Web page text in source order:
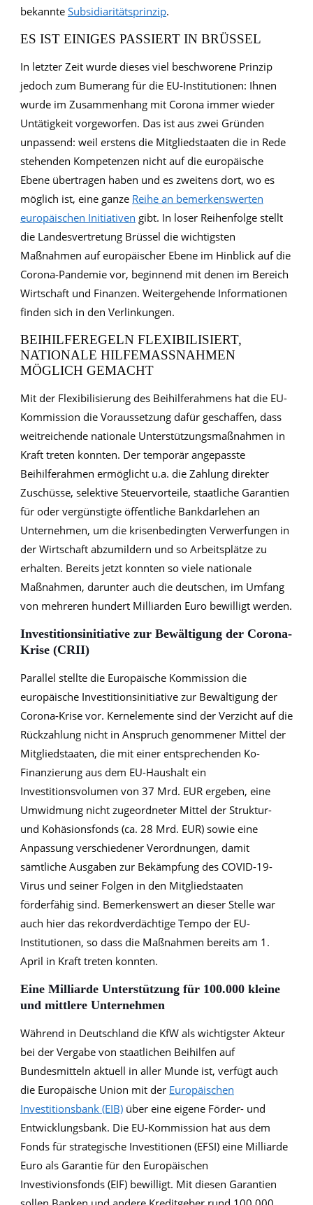
bekannte Subsidiaritätsprinzip.
ES IST EINIGES PASSIERT IN BRÜSSEL
In letzter Zeit wurde dieses viel beschworene Prinzip
jedoch zum Bumerang für die EU-Institutionen: Ihnen
wurde im Zusammenhang mit Corona immer wieder
Untätigkeit vorgeworfen. Das ist aus zwei Gründen
unpassend: weil erstens die Mitgliedstaaten die in Rede
stehenden Kompetenzen nicht auf die europäische
Ebene übertragen haben und es zweitens dort, wo es
möglich ist, eine ganze Reihe an bemerkenswerten
europäischen Initiativen gibt. In loser Reihenfolge stellt
die Landesvertretung Brüssel die wichtigsten
Maßnahmen auf europäischer Ebene im Hinblick auf die
Corona-Pandemie vor, beginnend mit denen im Bereich
Wirtschaft und Finanzen. Weitergehende Informationen
finden sich in den Verlinkungen.
BEIHILFEREGELN FLEXIBILISIERT,
NATIONALE HILFEMASSNAHMEN M
ÖGLICH GEMACHT
Mit der Flexibilisierung des Beihilferahmens hat die EU-
Kommission die Voraussetzung dafür geschaffen, dass
weitreichende nationale Unterstützungsmaßnahmen in
Kraft treten konnten. Der temporär angepasste
Beihilferahmen ermöglicht u.a. die Zahlung direkter
Zuschüsse, selektive Steuervorteile, staatliche Garantien
für oder vergünstigte öffentliche Bankdarlehen an
Unternehmen, um die krisenbedingten Verwerfungen in
der Wirtschaft abzumildern und so Arbeitsplätze zu
erhalten. Bereits jetzt konnten so viele nationale
Maßnahmen, darunter auch die deutschen, im Umfang
von mehreren hundert Milliarden Euro bewilligt werden.
Investitionsinitiative zur Bewältigung der Corona-
Krise (CRII)
Parallel stellte die Europäische Kommission die
europäische Investitionsinitiative zur Bewältigung der
Corona-Krise vor. Kernelemente sind der Verzicht auf die
Rückzahlung nicht in Anspruch genommener Mittel der
Mitgliedstaaten, die mit einer entsprechenden Ko-
Finanzierung aus dem EU-Haushalt ein
Investitionsvolumen von 37 Mrd. EUR ergeben, eine
Umwidmung nicht zugeordneter Mittel der Struktur-
und Kohäsionsfonds (ca. 28 Mrd. EUR) sowie eine
Anpassung verschiedener Verordnungen, damit
sämtliche Ausgaben zur Bekämpfung des COVID-19-
Virus und seiner Folgen in den Mitgliedstaaten
förderfähig sind. Bemerkenswert an dieser Stelle war
auch hier das rekordverdächtige Tempo der EU-
Institutionen, so dass die Maßnahmen bereits am 1.
April in Kraft treten konnten.
Eine Milliarde Unterstützung für 100.000 kleine
und mittlere Unternehmen
Während in Deutschland die KfW als wichtigster Akteur
bei der Vergabe von staatlichen Beihilfen auf
Bundesmitteln aktuell in aller Munde ist, verfügt auch
die Europäische Union mit der Europäischen
Investitionsbank (EIB)über eine eigene Förder- und
Entwicklungsbank. Die EU-Kommission hat aus dem
Fonds für strategische Investitionen (EFSI) eine Milliarde
Euro als Garantie für den Europäischen
Investivionsfonds (EIF) bewilligt. Mit diesen Garantien